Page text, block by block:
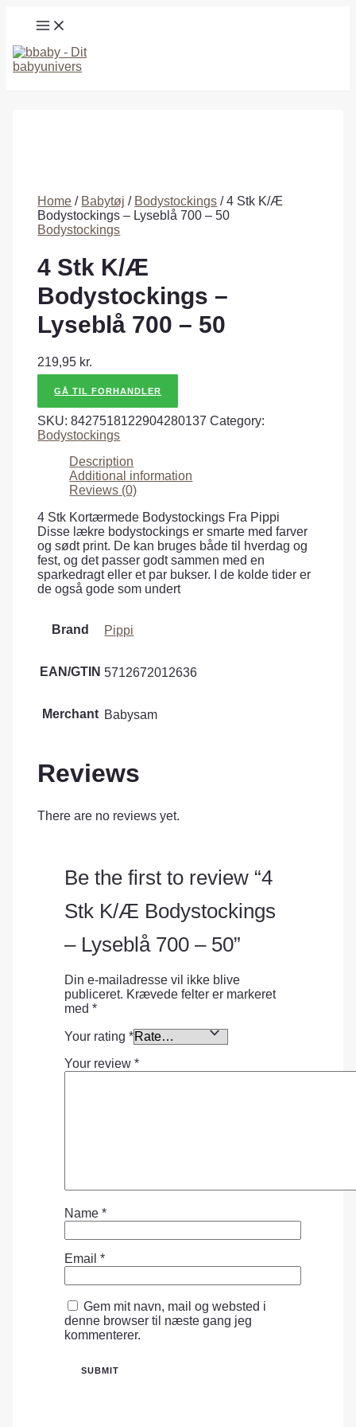
MAIN
MENU
Home / Babytøj / Bodystockings / 4 Stk K/Æ
Bodystockings – Lyseblå 700 – 50
Bodystockings
4 Stk K/Æ
Bodystockings –
Lyseblå 700 – 50
219,95 kr.
GÅ TIL FORHANDLER
SKU:8427518122904280137 Category:
Bodystockings
Description
Additional information
Reviews (0)
4 Stk Kortærmede Bodystockings Fra Pippi
Disse lækre bodystockings er smarte med farver
og sødt print. De kan bruges både til hverdag og
fest, og det passer godt sammen med en
sparkedragt eller et par bukser. I de kolde tider er
de også gode som undert
Brand Pippi
EAN/GTIN 5712672012636
Merchant Babysam
Reviews
There are no reviews yet.
Be the first to review “4
Stk K/Æ Bodystockings
– Lyseblå 700 – 50”
Din e-mailadresse vil ikke blive
publiceret. Krævede felter er markeret
med *
Your rating *
Your review *
Name *
Email *
Gem mit navn, mail og websted i
denne browser til næste gang jeg
kommenterer.